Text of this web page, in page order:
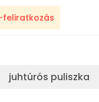
feliratkozás
juhtúrós puliszka